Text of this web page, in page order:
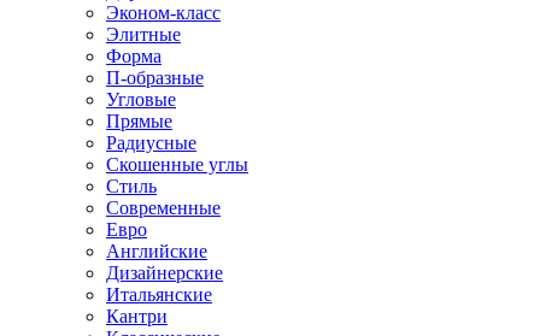
Эконом-класс
Элитные
Форма
П-образные
Угловые
Прямые
Радиусные
Скошенные углы
Стиль
Современные
Евро
Английские
Дизайнерские
Итальянские
Кантри